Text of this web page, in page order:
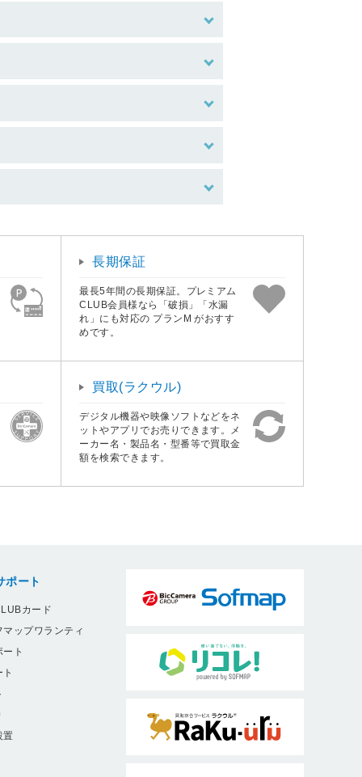
長期保証
最長5年間の長期保証。プレミアム
CLUB会員様なら「破損」「水漏
れ」にも対応の プランM がおすす
めです。
買取(ラクウル)
デジタル機器や映像ソフトなどをネ
ットやアプリでお売りできます。メ
ーカー名・製品名・型番等で買取金
額を検索できます。
ポート
カード
ップワランティ
ト
置